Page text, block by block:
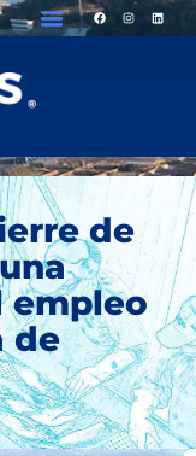
de
empleo
de